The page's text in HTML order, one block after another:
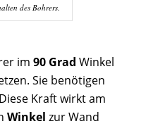
des Bohrers.
im 90 Grad Winkel
Sie benötigen
Kraft wirkt am
Winkel zur Wand